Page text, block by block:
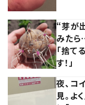
“芽が
みた
「捨て
す！」
夜、コ
見。よ